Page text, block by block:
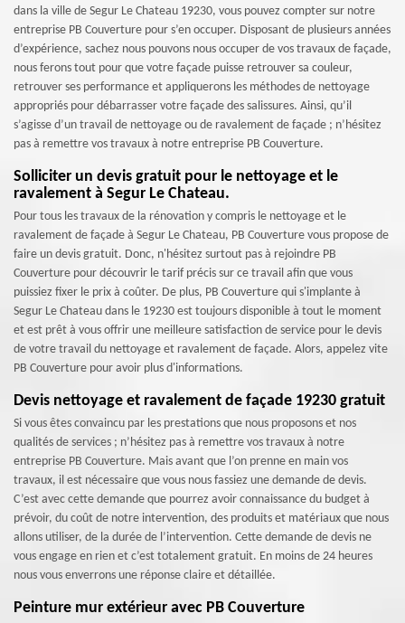
dans la ville de Segur Le Chateau 19230, vous pouvez compter sur notre
entreprise PB Couverture pour s’en occuper. Disposant de plusieurs années
d’expérience, sachez nous pouvons nous occuper de vos travaux de façade,
nous ferons tout pour que votre façade puisse retrouver sa couleur,
retrouver ses performance et appliquerons les méthodes de nettoyage
appropriés pour débarrasser votre façade des salissures. Ainsi, qu’il
s’agisse d’un travail de nettoyage ou de ravalement de façade ; n’hésitez
pas à remettre vos travaux à notre entreprise PB Couverture.
Solliciter un devis gratuit pour le nettoyage et le
ravalement à Segur Le Chateau.
Pour tous les travaux de la rénovation y compris le nettoyage et le
ravalement de façade à Segur Le Chateau, PB Couverture vous propose de
faire un devis gratuit. Donc, n'hésitez surtout pas à rejoindre PB
Couverture pour découvrir le tarif précis sur ce travail afin que vous
puissiez fixer le prix à coûter. De plus, PB Couverture qui s'implante à
Segur Le Chateau dans le 19230 est toujours disponible à tout le moment
et est prêt à vous offrir une meilleure satisfaction de service pour le devis
de votre travail du nettoyage et ravalement de façade. Alors, appelez vite
PB Couverture pour avoir plus d'informations.
Devis nettoyage et ravalement de façade 19230 gratuit
Si vous êtes convaincu par les prestations que nous proposons et nos
qualités de services ; n’hésitez pas à remettre vos travaux à notre
entreprise PB Couverture. Mais avant que l’on prenne en main vos
travaux, il est nécessaire que vous nous fassiez une demande de devis.
C’est avec cette demande que pourrez avoir connaissance du budget à
prévoir, du coût de notre intervention, des produits et matériaux que nous
allons utiliser, de la durée de l’intervention. Cette demande de devis ne
vous engage en rien et c’est totalement gratuit. En moins de 24 heures
nous vous enverrons une réponse claire et détaillée.
Peinture mur extérieur avec PB Couverture